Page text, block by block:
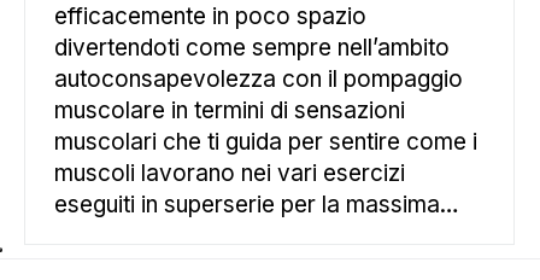
efficacemente in poco spazio
divertendoti come sempre nell’ambito
autoconsapevolezza con il pompaggio
muscolare in termini di sensazioni
muscolari che ti guida per sentire come i
muscoli lavorano nei vari esercizi
eseguiti in superserie per la massima…